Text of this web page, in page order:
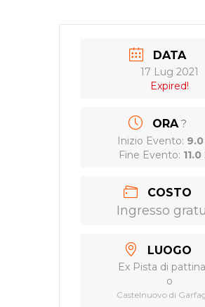
DATA
17 Lug 2021
Expired!
ORA ?
Inizio Evento: 9.0
Fine Evento: 11.0
COSTO
Ingresso
LUOGO
Ex Pista di
o
Castelnuovo di